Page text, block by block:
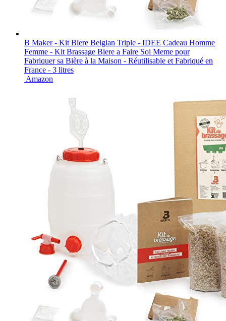
B Maker - Kit Biere Belgian Triple - IDEE Cadeau Homme
Femme - Kit Brassage Biere a Faire Soi Meme pour
Fabriquer sa Bière à la Maison - Réutilisable et Fabriqué en
France - 3 litres
Amazon